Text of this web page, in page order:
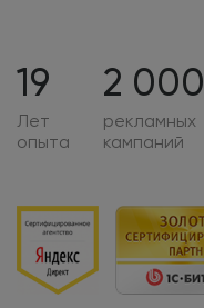
19
Лет
опыта
2 000
рекламных
кампаний